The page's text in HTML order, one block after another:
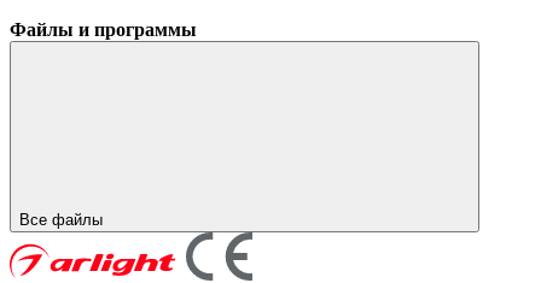
Файлы и программы
Все файлы